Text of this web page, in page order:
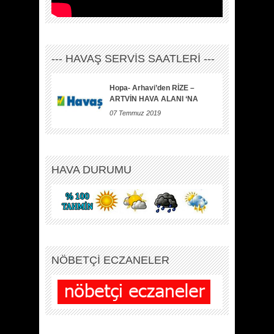
--- HAVAŞ SERVİS SAATLERİ ---
Hopa- Arhavi’den RİZE –
ARTVİN HAVA ALANI ‘NA
07 Temmuz 2019
HAVA DURUMU
NÖBETÇİ ECZANELER